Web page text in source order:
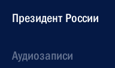
Президент России
Аудиозаписи